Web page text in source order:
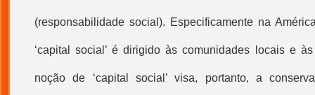
(responsabilidade social). Especificamente na
‘capital social ’ é dirigido às comunidades locais e
noção de ‘capital social ’ visa, portanto, a